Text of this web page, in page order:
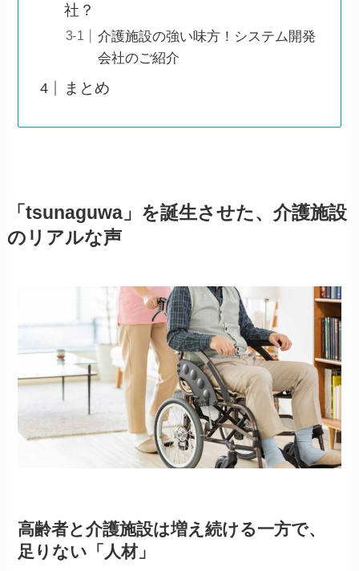
社？
介護施設の強い味方！システム開発
会社のご紹介
まとめ
「tsunaguwa」を誕生させた、介護施設
のリアルな声
高齢者と介護施設は増え続ける一方で、
足りない「人材」